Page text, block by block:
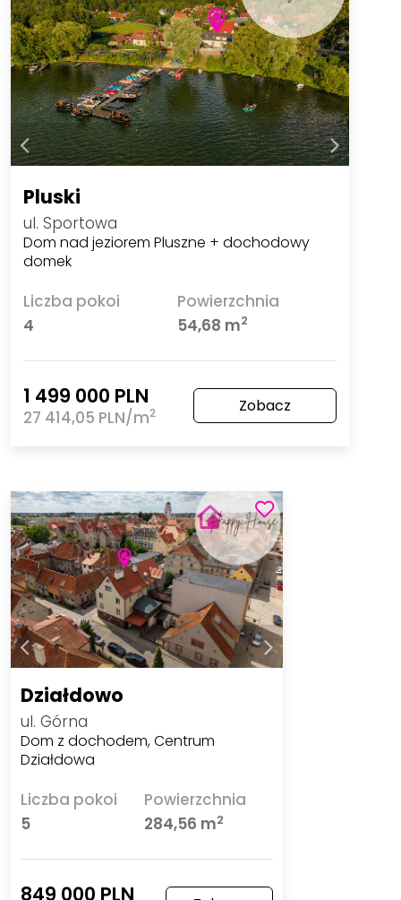
Pluski
ul. Sportowa
Dom nad jeziorem Pluszne + dochodowy
domek
Liczba pokoi
4
Powierzchnia
54,68 m2
1 499 000 PLN
27 414,05 PLN/m2 Zobacz
Działdowo
ul. Górna
Dom z dochodem, Centrum
Działdowa
Liczba pokoi
5
Powierzchnia
284,56 m2
849 000 PLN